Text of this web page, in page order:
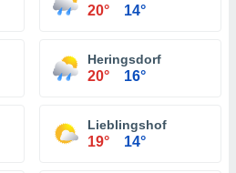
20° 14°
Heringsdorf
20° 16°
Lieblingshof
19° 14°